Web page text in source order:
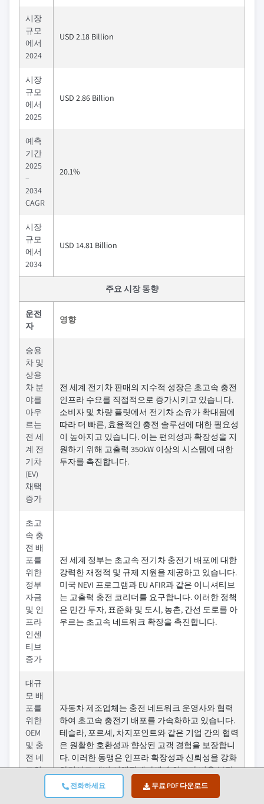
전화하세요 무료 PDF 다운로드
시장
규모
에서
2024
USD 2.18 Billion
시장
규모
에서
2025
USD 2.86 Billion
예측
기간
2025
–
2034
CAGR
20.1%
시장
규모
에서
2034
USD 14.81 Billion
주요 시장 동향
운전
자
영향
승용
차 및
상용
차 분
야를
아우
르는
전 세
계 전
기차
(EV)
채택
증가
전 세계 전기차 판매의 지수적 성장은 초고속 충전
인프라 수요를 직접적으로 증가시키고 있습니다.
소비자 및 차량 플릿에서 전기차 소유가 확대됨에
따라 더 빠른, 효율적인 충전 솔루션에 대한 필요성
이 높아지고 있습니다. 이는 편의성과 확장성을 지
원하기 위해 고출력 350kW 이상의 시스템에 대한
투자를 촉진합니다.
초고
속 충
전 배
포를
위한
정부
자금
및 인
프라
인센
티브
증가
전 세계 정부는 초고속 전기차 충전기 배포에 대한
강력한 재정적 및 규제 지원을 제공하고 있습니다.
미국 NEVI 프로그램과 EU AFIR과 같은 이니셔티브
는 고출력 충전 코리더를 요구합니다. 이러한 정책
은 민간 투자, 표준화 및 도시, 농촌, 간선 도로를 아
우르는 초고속 네트워크 확장을 촉진합니다.
대규
모 배
포를
위한
OEM
및 충
전 네
트워
자동차 제조업체는 충전 네트워크 운영사와 협력
하여 초고속 충전기 배포를 가속화하고 있습니다.
테슬라, 포르셰, 차지포인트와 같은 기업 간의 협력
은 원활한 호환성과 향상된 고객 경험을 보장합니
다. 이러한 동맹은 인프라 확장성과 신뢰성을 강화
하면서도 개별 이해관계자에게 인프라 비용 부담
을 줄입니다.